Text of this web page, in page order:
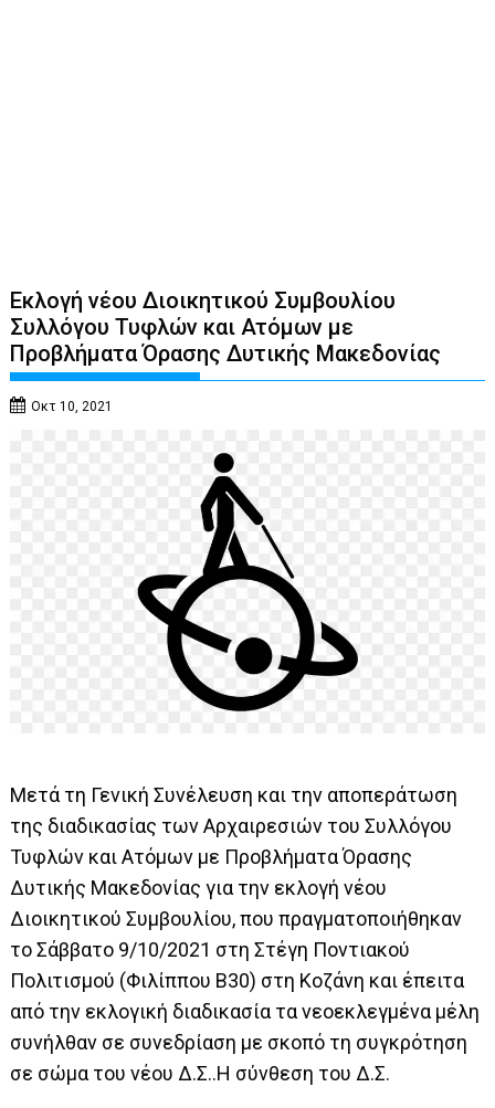
Εκλογή νέου Διοικητικού Συμβουλίου
Συλλόγου Τυφλών και Ατόμων με
Προβλήματα Όρασης Δυτικής Μακεδονίας
Οκτ 10, 2021
Μετά τη Γενική Συνέλευση και την αποπεράτωση
της διαδικασίας των Αρχαιρεσιών του Συλλόγου
Τυφλών και Ατόμων με Προβλήματα Όρασης
Δυτικής Μακεδονίας για την εκλογή νέου
Διοικητικού Συμβουλίου, που πραγματοποιήθηκαν
το Σάββατο 9/10/2021 στη Στέγη Ποντιακού
Πολιτισμού (Φιλίππου Β30) στη Κοζάνη και έπειτα
από την εκλογική διαδικασία τα νεοεκλεγμένα μέλη
συνήλθαν σε συνεδρίαση με σκοπό τη συγκρότηση
σε σώμα του νέου Δ.Σ..Η σύνθεση του Δ.Σ.